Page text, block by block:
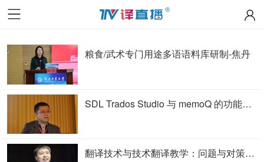
粮食/武术专门用途多语语料库研制-焦丹
SDL Trados Studio 与 memoQ 的功能比较与应用-周兴华
翻译技术与技术翻译教学：问题与对策-洪化清